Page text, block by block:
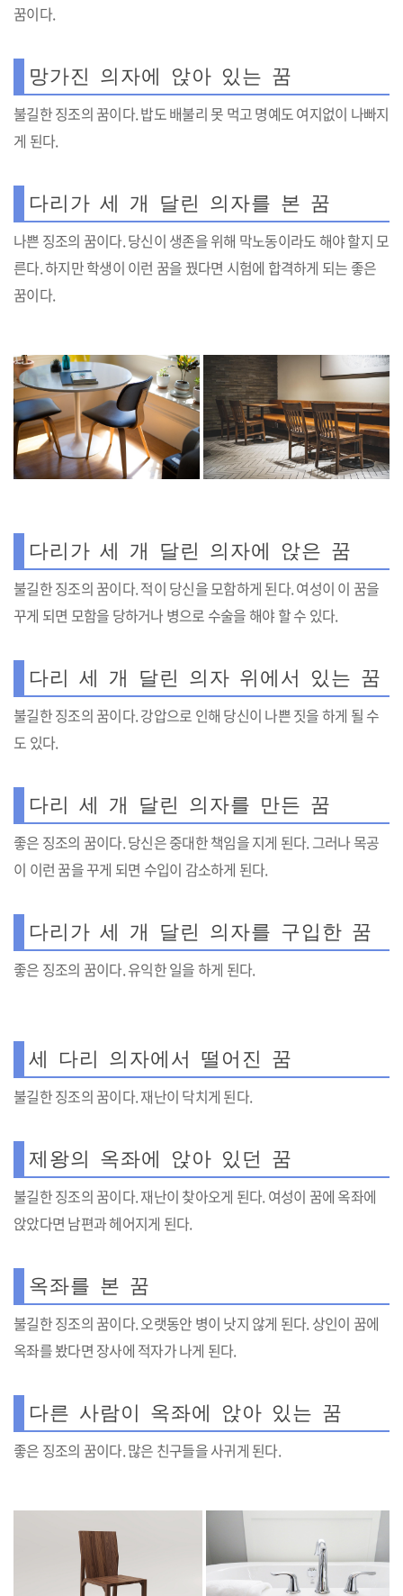
꿈이다.
망가진 의자에 앉아 있는 꿈
불길한 징조의 꿈이다. 밥도 배불리 못 먹고 명예도 여지없이 나빠지
게 된다.
다리가 세 개 달린 의자를 본 꿈
나쁜 징조의 꿈이다. 당신이 생존을 위해 막노동이라도 해야 할지 모
른다. 하지만 학생이 이런 꿈을 꿨다면 시험에 합격하게 되는 좋은
꿈이다.
다리가 세 개 달린 의자에 앉은 꿈
불길한 징조의 꿈이다. 적이 당신을 모함하게 된다. 여성이 이 꿈을
꾸게 되면 모함을 당하거나 병으로 수술을 해야 할 수 있다.
다리 세 개 달린 의자 위에서 있는 꿈
불길한 징조의 꿈이다. 강압으로 인해 당신이 나쁜 짓을 하게 될 수
도 있다.
다리 세 개 달린 의자를 만든 꿈
좋은 징조의 꿈이다. 당신은 중대한 책임을 지게 된다. 그러나 목공
이 이런 꿈을 꾸게 되면 수입이 감소하게 된다.
다리가 세 개 달린 의자를 구입한 꿈
좋은 징조의 꿈이다. 유익한 일을 하게 된다.
세 다리 의자에서 떨어진 꿈
불길한 징조의 꿈이다. 재난이 닥치게 된다.
제왕의 옥좌에 앉아 있던 꿈
불길한 징조의 꿈이다. 재난이 찾아오게 된다. 여성이 꿈에 옥좌에
앉았다면 남편과 헤어지게 된다.
옥좌를 본 꿈
불길한 징조의 꿈이다. 오랫동안 병이 낫지 않게 된다. 상인이 꿈에
옥좌를 봤다면 장사에 적자가 나게 된다.
다른 사람이 옥좌에 앉아 있는 꿈
좋은 징조의 꿈이다. 많은 친구들을 사귀게 된다.